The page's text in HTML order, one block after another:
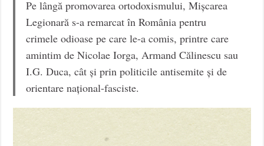
Pe lângă promovarea ortodoxismului, Mișcarea
Legionară s-a remarcat în România pentru
crimele odioase pe care le-a comis, printre care
amintim de Nicolae Iorga, Armand Călinescu sau
I.G. Duca, cât și prin politicile antisemite și de
orientare național-fasciste.